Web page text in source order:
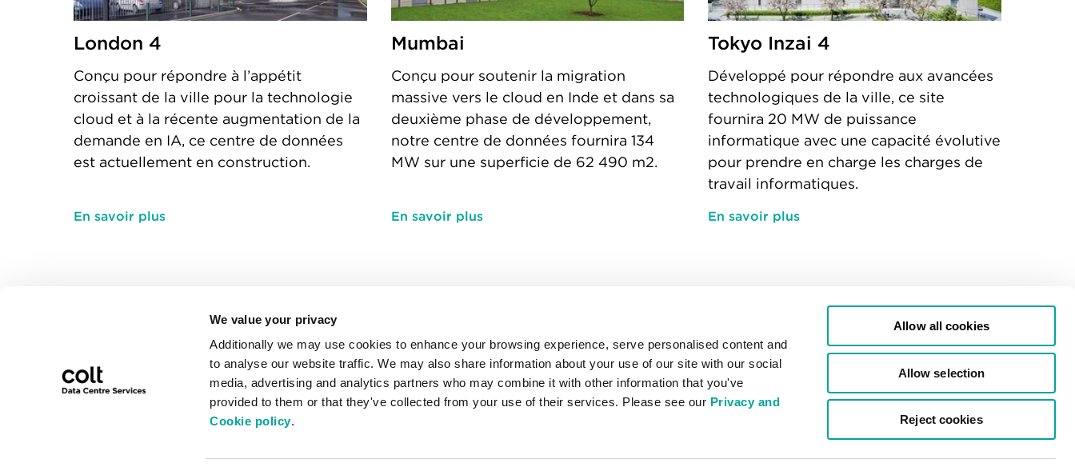
We value your privacy
Additionally we may use cookies to enhance your browsing experience, serve personalised content and
to analyse our website traffic. We may also share information about your use of our site with our social
media, advertising and analytics partners who may combine it with other information that you've
provided to them or that they've collected from your use of their services. Please see our Privacy and
Cookie policy.
Allow all cookies
Allow selection
Reject cookies
London 4
Conçu pour répondre à l’appétit
croissant de la ville pour la technologie
cloud et à la récente augmentation de la
demande en IA, ce centre de données
est actuellement en construction.
En savoir plus
Mumbai
Conçu pour soutenir la migration
massive vers le cloud en Inde et dans sa
deuxième phase de développement,
notre centre de données fournira 134
MW sur une superficie de 62 490 m2.
En savoir plus
Tokyo Inzai 4
Développé pour répondre aux avancées
technologiques de la ville, ce site
fournira 20 MW de puissance
informatique avec une capacité évolutive
pour prendre en charge les charges de
travail informatiques.
En savoir plus
Liens rapides
Code de conduite professionnelle
Plaintes
Politique de confidentialité et d’utilisation
Termes et conditions
Emplacements stratégiques
Mumbai
Osaka Keihanna
Frankfurt West
Tokyo Shiohama
Centres de données
Europe
Carte des emplacements des centres de
données